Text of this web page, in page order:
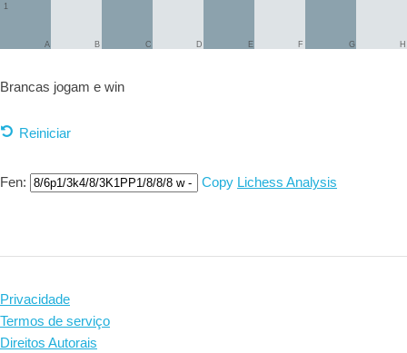
1
A B C D E F G H
Brancas jogam e win
Reiniciar
Fen: Copy Lichess Analysis
Privacidade
Termos de serviço
Direitos Autorais